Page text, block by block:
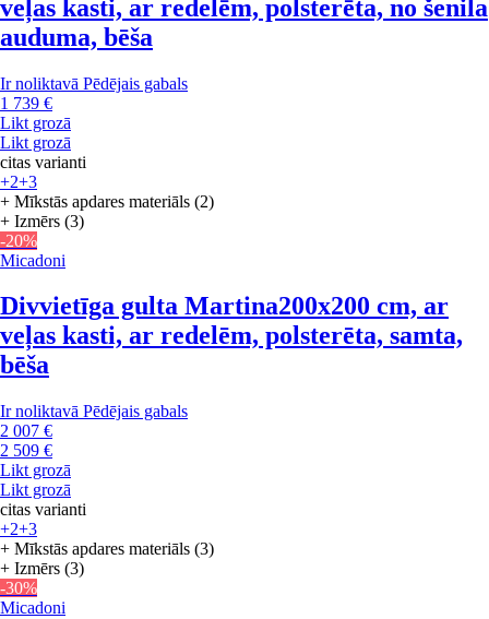
veļas kasti, ar redelēm, polsterēta, no šenila
auduma, bēša
Ir noliktavā Pēdējais gabals
1 739 €
Likt grozā
Likt grozā
citas varianti
+2+3
+ Mīkstās apdares materiāls (2)
+ Izmērs (3)
-20%
Micadoni
Divvietīga gulta Martina200x200 cm, ar
veļas kasti, ar redelēm, polsterēta, samta,
bēša
Ir noliktavā Pēdējais gabals
2 007 €
2 509 €
Likt grozā
Likt grozā
citas varianti
+2+3
+ Mīkstās apdares materiāls (3)
+ Izmērs (3)
-30%
Micadoni